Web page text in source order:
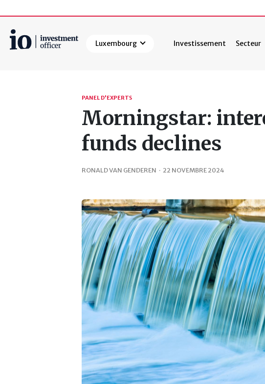
Luxembourg Investissement Secteur
PANEL D'EXPERTS
Morningstar:
funds declines
RONALD VAN GENDEREN · 22 NOVEMBRE 2024